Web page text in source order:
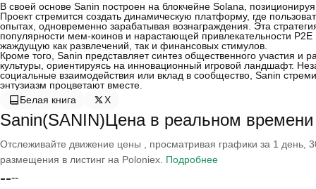
В своей основе Sanin построен на блокчейне Solana,
Проект стремится создать динамическую платформу, где
опытах, одновременно зарабатывая вознаграждения. Эта
популярности мем-коинов и нарастающей привлекательности
жаждущую как развлечений, так и финансовых стимулов.
Кроме того, Sanin представляет синтез общественного участия и
культуры, ориентируясь на инновационный игровой ландшафт.
социальные взаимодействия или вклад в сообщество, Sanin
энтузиазм процветают вместе.
Белая книга
X
Sanin(SANIN)Цена в реальном времени
Отслеживайте движение цены , просматривая графики за 1 день,
размещения в листинг на Poloniex. Подробнее
----